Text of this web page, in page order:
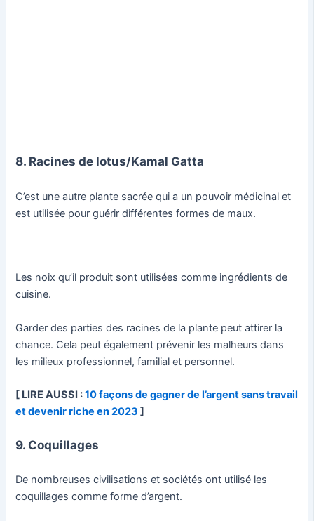
8. Racines de lotus/Kamal Gatta
C’est une autre plante sacrée qui a un pouvoir médicinal et
est utilisée pour guérir différentes formes de maux.
Les noix qu’il produit sont utilisées comme ingrédients de
cuisine.
Garder des parties des racines de la plante peut attirer la
chance. Cela peut également prévenir les malheurs dans
les milieux professionnel, familial et personnel.
[ LIRE AUSSI :10 façons de gagner de l’argent sans travail
et devenir riche en 2023 ]
9. Coquillages
De nombreuses civilisations et sociétés ont utilisé les
coquillages comme forme d’argent.